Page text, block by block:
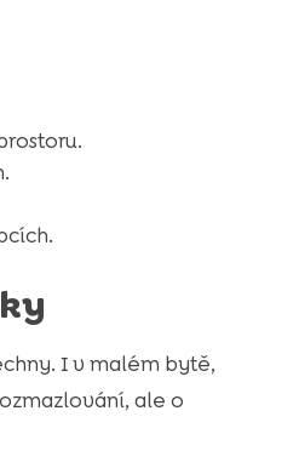
I v malém bytě,
ale o